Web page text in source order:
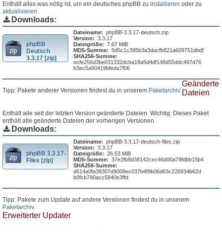
Enthält alles was nötig ist, um ein deutsches phpBB zu installieren oder zu
aktualisieren.
Downloads:
phpBB
Deutsch
3.3.17 [zip]
Dateiname: phpBB-3.3.17-deutsch.zip
Version: 3.3.17
Dateigröße: 7.67 MiB
MD5-Summe: 5d5c1c395b3a3dacfb821a609751dbdf
SHA256-Summe:
ecfe256d3be031332dcba18a5d4df148d55ddc497d76
b3ec5a90419bfeda7f06
Tipp: Pakete anderer Versionen findest du in unserem Paketarchiv.
Geänderte
Dateien
Enthält alle seit der letzten Version geänderte Dateien. Wichtig: Dieses Paket
enthält alle geänderte Dateien der vorherigen Versionen.
Downloads:
phpBB 3.3.17-
Files [zip]
Dateiname: phpBB-3.3.17-deutsch-files.zip
Version: 3.3.17
Dateigröße: 26.53 MiB
MD5-Summe: 37e2fb8d38142cec46d00a79fdbb15b4
SHA256-Summe:
d614a0fa38307d9008ec037b4f9b06d63c226934b62d
b0fcb790acc5840e3ffd
Tipp: Pakete zum Update auf andere Versionen findest du in unserem
Paketarchiv.
Erweiterter Updater